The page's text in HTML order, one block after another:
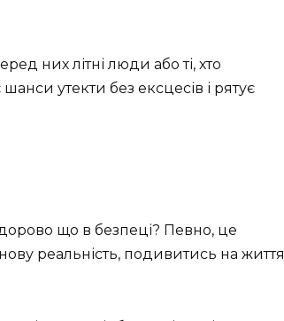
них літні люди або ті, хто
утекти без ексцесів і рятує
що в безпеці? Певно, це
реальність, подивитись на життя